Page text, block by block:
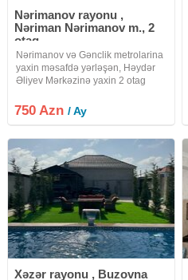
Nərimanov rayonu ,
Nəriman Nərimanov m., 2
otaq
Nərimanov və Gənclik metrolarina
yaxin məsafdə yərləşən, Həydər
Əliyev Mərkəzinə yaxin 2 otag
haqqı 30%
750 Azn/ Ay
Xəzər rayonu , Buzovna